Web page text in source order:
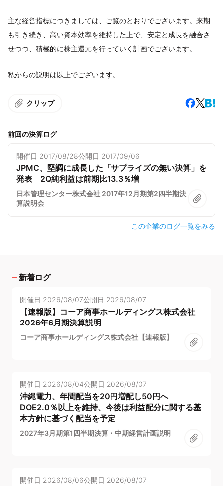
主な経営指標につきましては、ご覧のとおりでございます。来期
も引き続き、高い資本効率を維持した上で、安定と成長を融合さ
せつつ、積極的に株主還元を行っていく計画でございます。
私からの説明は以上でございます。
クリップ
前回の決算ログ
開催日 2017/08/28公開日 2017/09/06
JPMC、堅調に成長した「サプライズの無い決算」を
発表 2Q純利益は前期比13.3％増
日本管理センター株式会社 2017年12月期第2四半期決
算説明会
この企業のログ一覧をみる
新着ログ
開催日 2026/08/07公開日 2026/08/07
【速報版】コーア商事ホールディングス株式会社
2026年6月期決算説明
コーア商事ホールディングス株式会社【速報版】
開催日 2026/08/04公開日 2026/08/07
沖縄電力、年間配当を20円増配し50円へ
DOE2.0％以上を維持、今後は利益配分に関する基
本方針に基づく配当を予定
2027年3月期第1四半期決算・中期経営計画説明
開催日 2026/08/06公開日 2026/08/07